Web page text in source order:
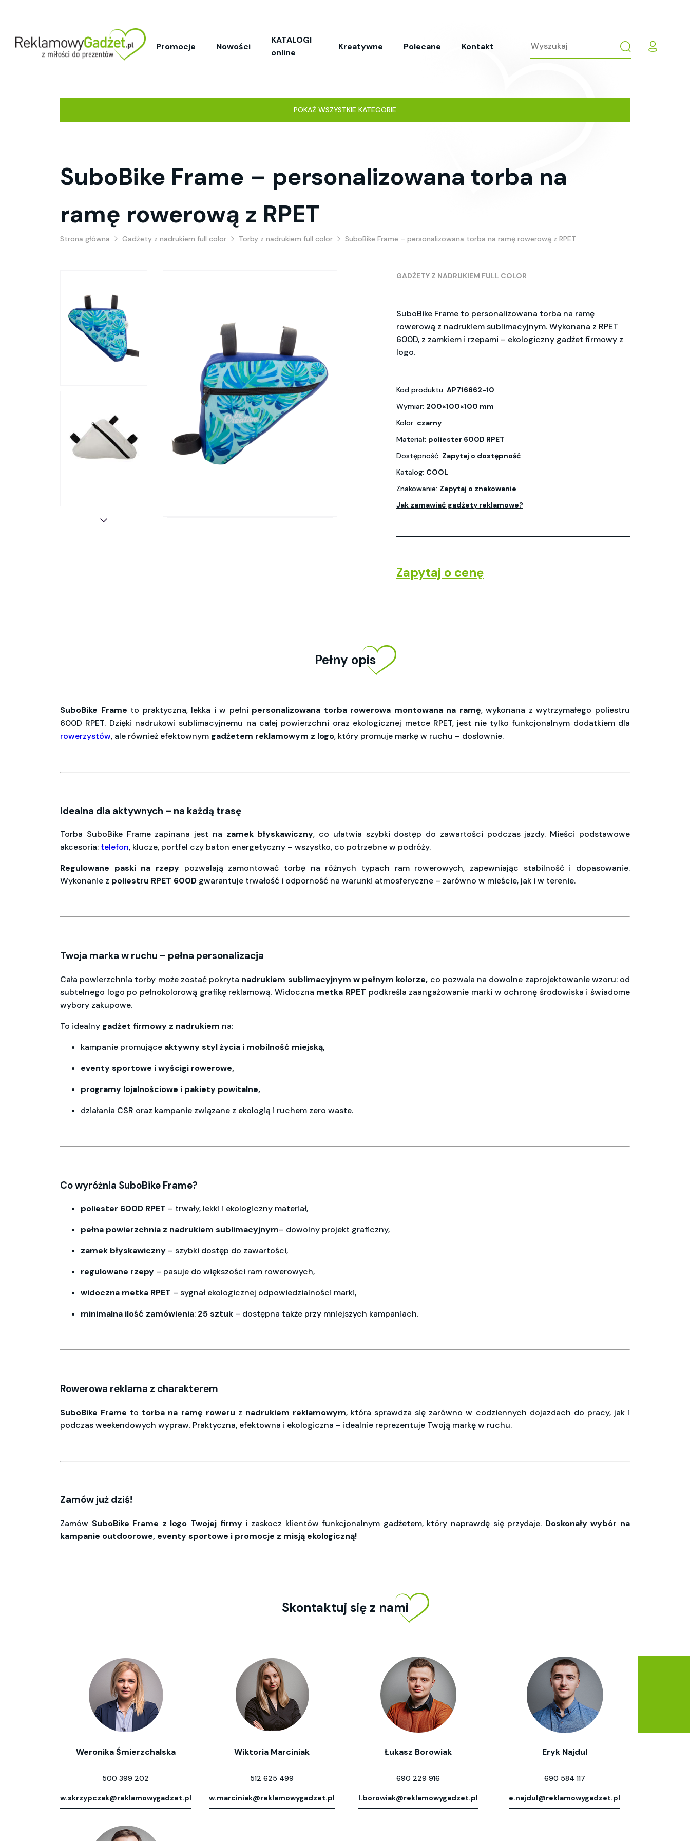
Promocje Nowości
KATALOGI
online
Kreatywne Polecane Kontakt
POKAŻ WSZYSTKIE KATEGORIE
SuboBike Frame – personalizowana torba na
ramę rowerową z RPET
Strona główna Gadżety z nadrukiem full color Torby z nadrukiem full color SuboBike Frame – personalizowana torba na ramę rowerową z RPET
GADŻETY Z NADRUKIEM FULL COLOR
SuboBike Frame to personalizowana torba na ramę
rowerową z nadrukiem sublimacyjnym. Wykonana z RPET
600D, z zamkiem i rzepami – ekologiczny gadżet firmowy z
logo.
Kod produktu: AP716662-10
Wymiar: 200×100×100 mm
Kolor: czarny
Materiał: poliester 600D RPET
Dostępność: Zapytaj o dostępność
Katalog: COOL
Znakowanie: Zapytaj o znakowanie
Jak zamawiać gadżety reklamowe?
Zapytaj o cenę
Pełny opis
SuboBike Frame to praktyczna, lekka i w pełni personalizowana torba rowerowa montowana na ramę, wykonana z wytrzymałego poliestru
600D RPET. Dzięki nadrukowi sublimacyjnemu na całej powierzchni oraz ekologicznej metce RPET, jest nie tylko funkcjonalnym dodatkiem dla
rowerzystów, ale również efektownym gadżetem reklamowym z logo, który promuje markę w ruchu – dosłownie.
Idealna dla aktywnych – na każdą trasę
Torba SuboBike Frame zapinana jest na zamek błyskawiczny, co ułatwia szybki dostęp do zawartości podczas jazdy. Mieści podstawowe
akcesoria: telefon, klucze, portfel czy baton energetyczny – wszystko, co potrzebne w podróży.
Regulowane paski na rzepy pozwalają zamontować torbę na różnych typach ram rowerowych, zapewniając stabilność i dopasowanie.
Wykonanie z poliestru RPET 600D gwarantuje trwałość i odporność na warunki atmosferyczne – zarówno w mieście, jak i w terenie.
Twoja marka w ruchu – pełna personalizacja
Cała powierzchnia torby może zostać pokryta nadrukiem sublimacyjnym w pełnym kolorze, co pozwala na dowolne zaprojektowanie wzoru: od
subtelnego logo po pełnokolorową grafikę reklamową. Widoczna metka RPET podkreśla zaangażowanie marki w ochronę środowiska i świadome
wybory zakupowe.
To idealny gadżet firmowy z nadrukiem na:
kampanie promujące aktywny styl życia i mobilność miejską,
eventy sportowe i wyścigi rowerowe,
programy lojalnościowe i pakiety powitalne,
działania CSR oraz kampanie związane z ekologią i ruchem zero waste.
Co wyróżnia SuboBike Frame?
poliester 600D RPET – trwały, lekki i ekologiczny materiał,
pełna powierzchnia z nadrukiem sublimacyjnym– dowolny projekt graficzny,
zamek błyskawiczny – szybki dostęp do zawartości,
regulowane rzepy – pasuje do większości ram rowerowych,
widoczna metka RPET – sygnał ekologicznej odpowiedzialności marki,
minimalna ilość zamówienia: 25sztuk – dostępna także przy mniejszych kampaniach.
Rowerowa reklama z charakterem
SuboBike Frame to torba na ramę roweru z nadrukiem reklamowym, która sprawdza się zarówno w codziennych dojazdach do pracy, jak i
podczas weekendowych wypraw. Praktyczna, efektowna i ekologiczna – idealnie reprezentuje Twoją markę w ruchu.
Zamów już dziś!
Zamów SuboBike Frame z logo Twojej firmyi zaskocz klientów funkcjonalnym gadżetem, który naprawdę się przydaje. Doskonały wybór na
kampanie outdoorowe, eventy sportowe i promocje z misją ekologiczną!
Skontaktuj się z nami
Weronika Śmierzchalska
500 399 202
w.skrzypczak@reklamowygadzet.pl
Wiktoria Marciniak
512 625 499
w.marciniak@reklamowygadzet.pl
Łukasz Borowiak
690 229 916
l.borowiak@reklamowygadzet.pl
Eryk Najdul
690 584 117
e.najdul@reklamowygadzet.pl